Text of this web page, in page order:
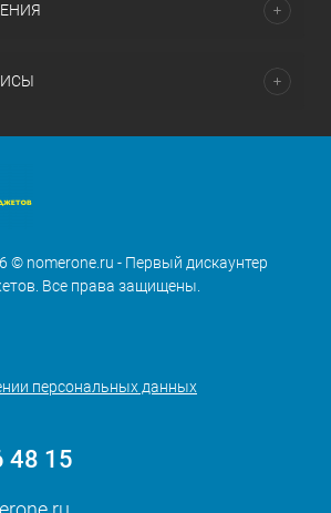
© nomerone.ru - Первый дискаунтер
Все права защищены.
персональных данных
48 15